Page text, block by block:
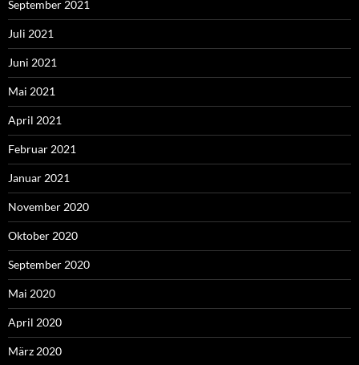
September 2021
Juli 2021
Juni 2021
Mai 2021
April 2021
Februar 2021
Januar 2021
November 2020
Oktober 2020
September 2020
Mai 2020
April 2020
März 2020